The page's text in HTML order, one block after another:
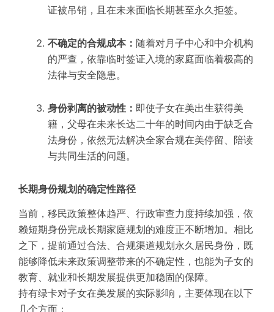
证被吊销，且在未来面临长期甚至永久拒签。
不确定的合规成本： 随着对月子中心和中介机构
的严查，依靠临时签证入境的家庭面临着极高的
法律与安全隐患。
身份剥离的被动性： 即使子女在美出生获得美
籍，父母在未来长达二十年的时间内由于缺乏合
法身份，依然无法解决全家合规在美停留、陪读
与共同生活的问题。
长期身份规划的确定性路径
当前，移民政策整体趋严、行政审查力度持续加强，依
赖短期身份完成长期家庭规划的难度正不断增加。相比
之下，提前通过合法、合规渠道规划永久居民身份，既
能够降低未来政策调整带来的不确定性，也能为子女的
教育、就业和长期发展提供更加稳固的保障。
持有绿卡对子女在美发展的实际影响，主要体现在以下
几个方面：